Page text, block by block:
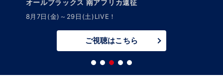
オールブラックス 南アフリカ遠征
8月7日(金)～29日(土)LIVE！
ご視聴はこちら